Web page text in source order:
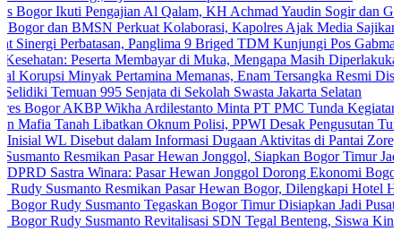
Pengajian Al Qalam, KH Achmad Yaudin Sogir dan Gus Sholeh
BMSN Perkuat Kolaborasi, Kapolres Ajak Media Sajikan Informasi
Panglima 9 Briged TDM Kunjungi Pos Gabma Temajuk
Peserta Membayar di Muka, Mengapa Masih Diperlakukan
Minyak Pertamina Memanas, Enam Tersangka Resmi Diseret ke
995 Senjata di Sekolah Swasta Jakarta Selatan
Wikha Ardilestanto Minta PT PMC Tunda Kegiatan Demi
Libatkan Oknum Polisi, PPWI Desak Pengusutan Tuntas
Disebut dalam Informasi Dugaan Aktivitas di Pantai Zore, Bea
Pasar Hewan Jonggol, Siapkan Bogor Timur Jadi Pusat
Winara: Pasar Hewan Jonggol Dorong Ekonomi Bogor Timur
Resmikan Pasar Hewan Bogor, Dilengkapi Hotel Hewan dan
Susmanto Tegaskan Bogor Timur Disiapkan Jadi Pusat
Susmanto Revitalisasi SDN Tegal Benteng, Siswa Kini Belajar